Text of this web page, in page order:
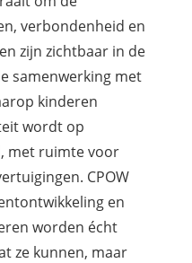
verbondenheid en
zijn zichtbaar in de
samenwerking met
kinderen
wordt op
met ruimte voor
CPOW
en
worden écht
ze kunnen, maar